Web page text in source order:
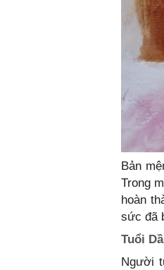
Bản
Trong
hoàn
sức đã
Tuổi
Người